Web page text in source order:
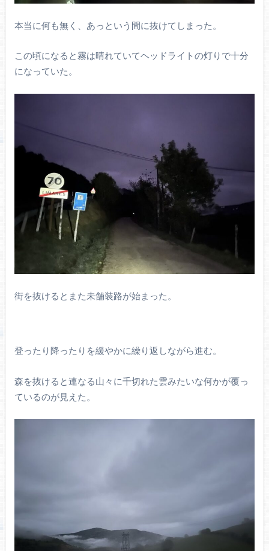
本当に何も無く、あっという間に抜けてしまった。
この頃になると霧は晴れていてヘッドライトの灯りで十分
になっていた。
街を抜けるとまた未舗装路が始まった。
登ったり降ったりを緩やかに繰り返しながら進む。
森を抜けると連なる山々に千切れた雲みたいな何かが覆っ
ているのが見えた。